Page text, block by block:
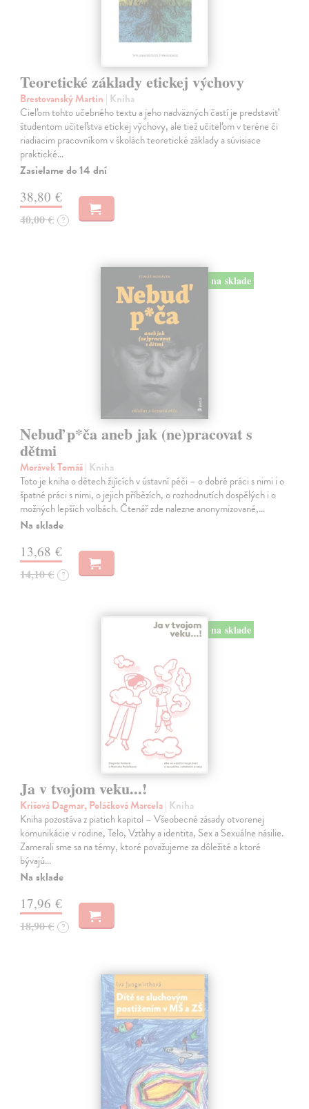
Teoretické základy etickej výchovy
Brestovanský Martin | Kniha
Cieľom tohto učebného textu a jeho nadväzných častí je predstaviť
študentom učiteľstva etickej výchovy, ale tiež učiteľom v teréne či
riadiacim pracovníkom v školách teoretické základy a súvisiace
praktické…
Zasielame do 14 dní
38,80 €
40,00 € ?
na sklade
Nebuď p*ča aneb jak (ne)pracovat s
dětmi
Morávek Tomáš| Kniha
Toto je kniha o dětech žijících v ústavní péči – o dobré práci s nimi i o
špatné práci s nimi, o jejich příbězích, o rozhodnutích dospělých i o
možných lepších volbách. Čtenář zde nalezne anonymizované,…
Na sklade
13,68 €
14,10 € ?
na sklade
Ja v tvojom veku...!
Krišová Dagmar, Poláčková Marcela| Kniha
Kniha pozostáva z piatich kapitol – Všeobecné zásady otvorenej
komunikácie v rodine, Telo, Vzťahy a identita, Sex a Sexuálne násilie.
Zamerali sme sa na témy, ktoré považujeme za dôležité a ktoré
bývajú…
Na sklade
17,96 €
18,90 € ?